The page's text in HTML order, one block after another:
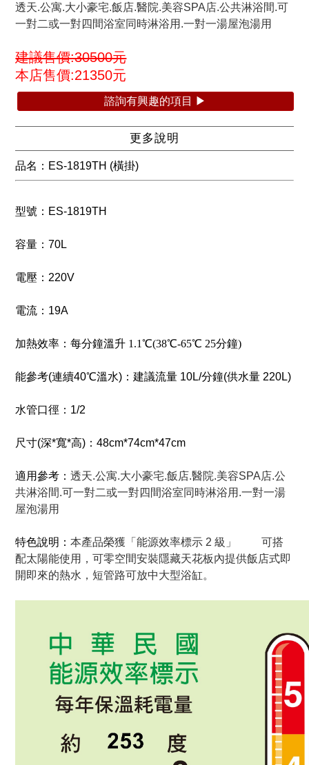
透天.公寓.大小豪宅.飯店.醫院.美容SPA店.公共淋浴間.可
一對二或一對四間浴室同時淋浴用.一對一湯屋泡湯用
建議售價:30500元
本店售價:21350元
諮詢有興趣的項目 ▶
更多說明
品名：ES-1819TH (橫掛)
型號：ES-1819TH
容量：70L
電壓：220V
電流：19A
加熱效率：每分鐘溫升 1.1℃(38℃-65℃ 25分鐘)
能參考(連續40℃溫水)：建議流量 10L/分鐘(供水量 220L)
水管口徑：1/2
尺寸(深*寬*高)：48cm*74cm*47cm
適用參考：透天.公寓.大小豪宅.飯店.醫院.美容SPA店.公
共淋浴間.可一對二或一對四間浴室同時淋浴用.一對一湯
屋泡湯用
特色說明：本產品榮獲「能源效率標示 2 級」 可搭
配太陽能使用，可零空間安裝隱藏天花板內提供飯店式即
開即來的熱水，短管路可放中大型浴缸。